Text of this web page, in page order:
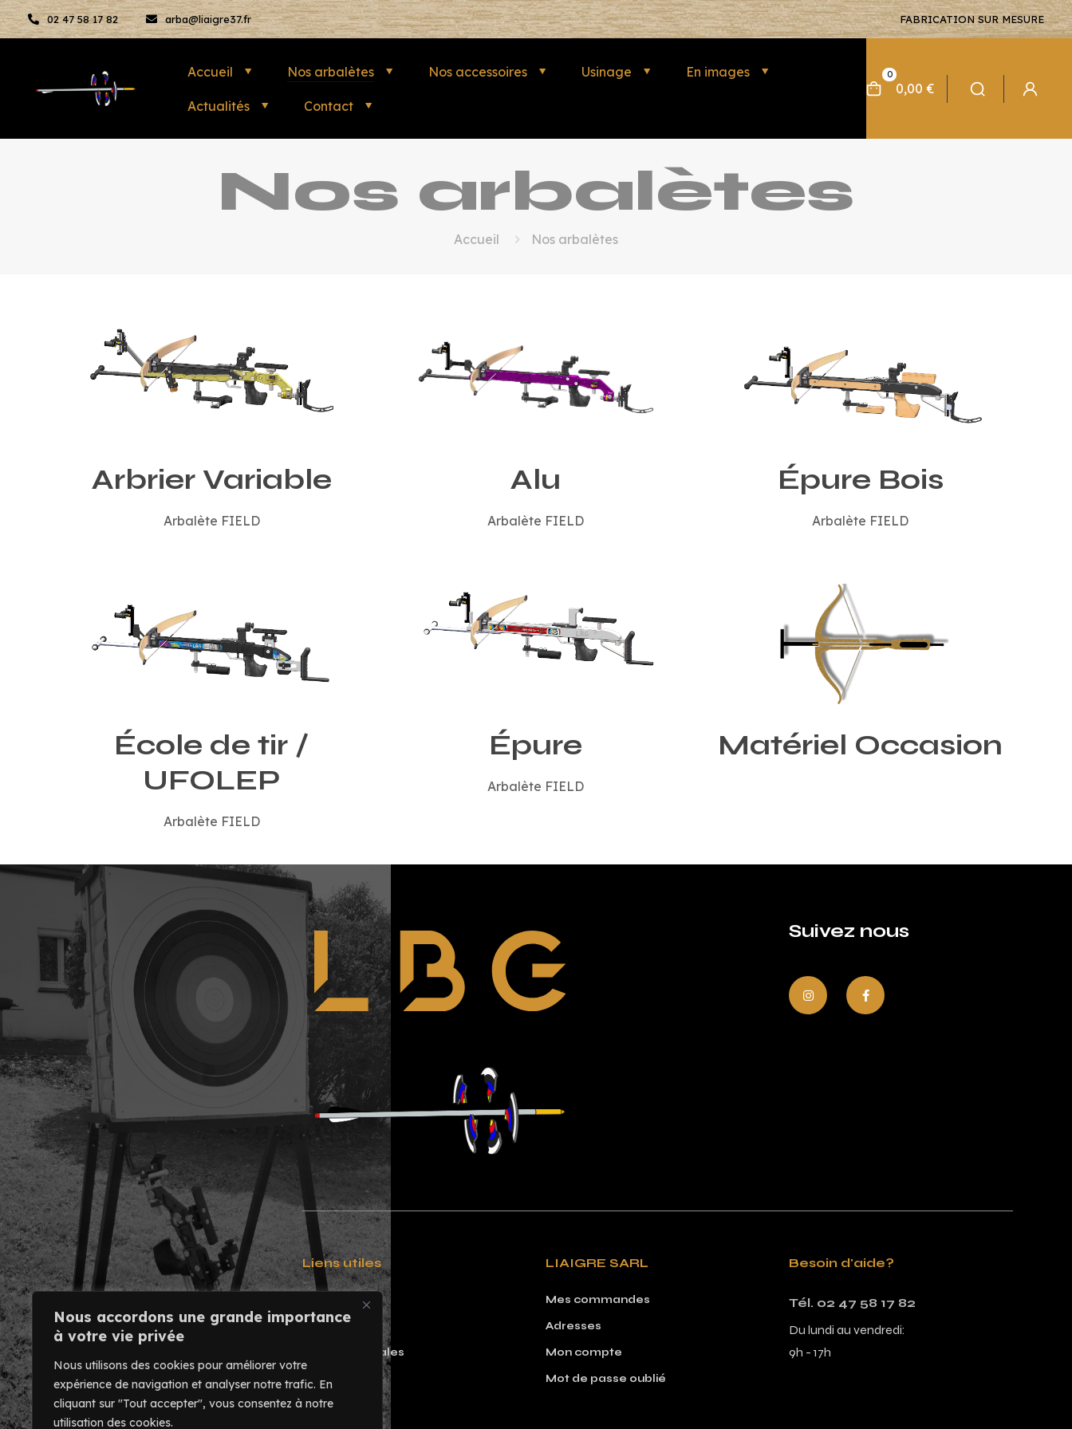
Nous accordons une grande importance
à votre vie privée
Nous utilisons des cookies pour améliorer votre
expérience de navigation et analyser notre trafic. En
cliquant sur "Tout accepter", vous consentez à notre
utilisation des cookies.
02 47 58 17 82 arba@liaigre37.fr FABRICATION SUR MESURE
Accueil Nos arbalètes Nos accessoires Usinage En images
Actualités Contact
0
0,00 €
Nos arbalètes
Accueil Nos arbalètes
Arbrier Variable
Arbalète FIELD
Alu
Arbalète FIELD
Épure Bois
Arbalète FIELD
École de tir /
UFOLEP
Arbalète FIELD
Épure
Arbalète FIELD
Matériel Occasion
Suivez nous
Liens utiles
Usinage
Mentions légales
LIAIGRE SARL
Mes commandes
Adresses
Mon compte
Mot de passe oublié
Besoin d'aide?
Tél. 02 47 58 17 82
Du lundi au vendredi:
9h - 17h